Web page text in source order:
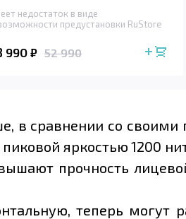
недостаток в виде
предустановки RuStore
990 ₽ 52 990
в сравнении со
пиковой яркостью 1200
прочность
теперь могут